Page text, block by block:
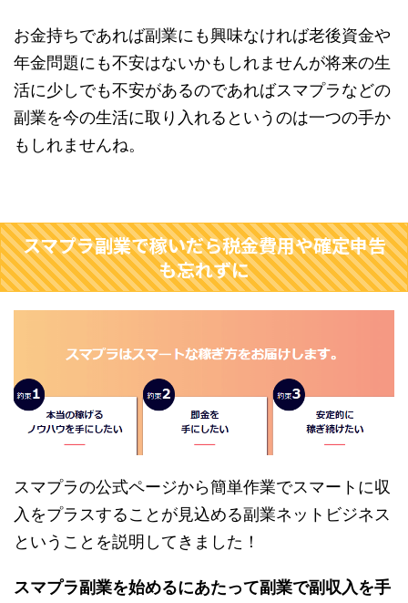
お金持ちであれば副業にも興味なければ老後資金や
年金問題にも不安はないかもしれませんが将来の生
活に少しでも不安があるのであればスマプラなどの
副業を今の生活に取り入れるというのは一つの手か
もしれませんね。
スマプラ副業で稼いだら税金費用や確定申告
も忘れずに
スマプラの公式ページから簡単作業でスマートに収
入をプラスすることが見込める副業ネットビジネス
ということを説明してきました！
スマプラ副業を始めるにあたって副業で副収入を手